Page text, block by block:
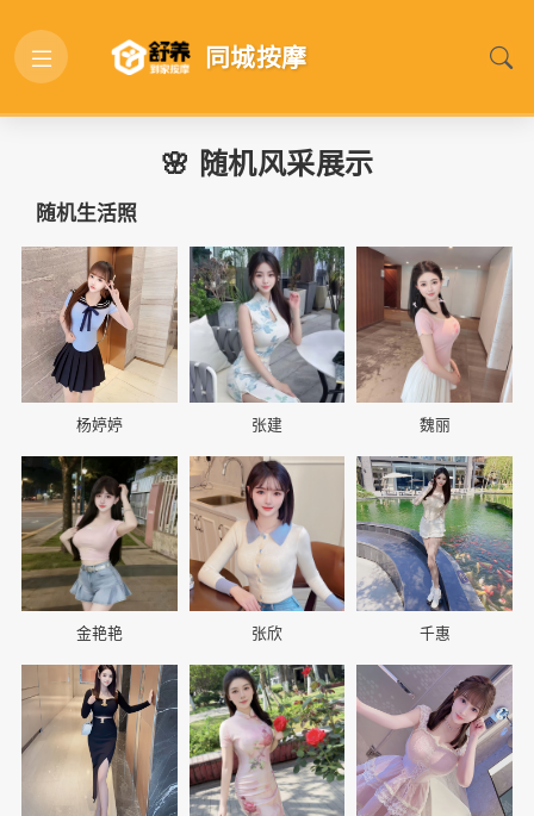
同城按摩
🌸 随机风采展示
随机生活照
📷
杨婷婷
📷
张建
📷
魏丽
📷
金艳艳
📷
张欣
📷
千惠
📷 📷 📷